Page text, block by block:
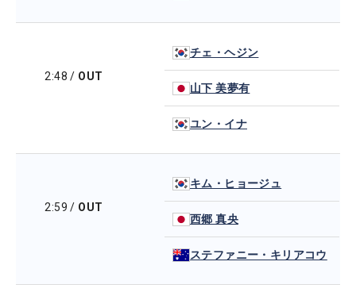
2:48 / OUT
チェ・ヘジン
山下 美夢有
ユン・イナ
2:59 / OUT
キム・ヒョージュ
西郷 真央
ステファニー・キリアコウ